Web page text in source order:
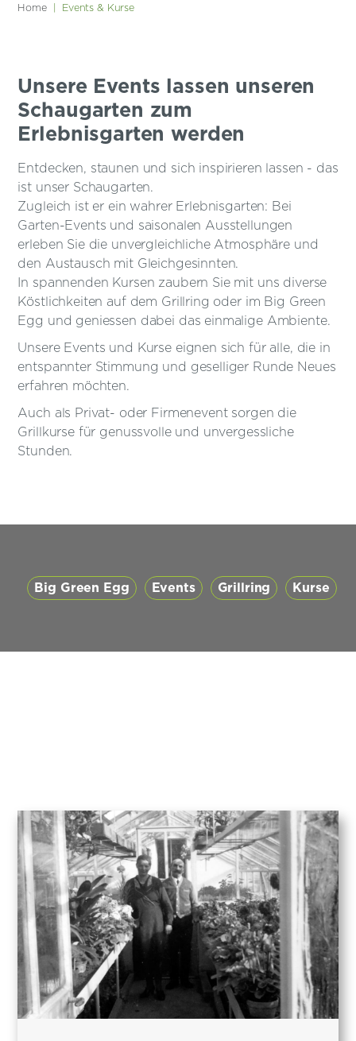
Home| Events & Kurse
Unsere Events lassen unseren
Schaugarten zum
Erlebnisgarten werden
Entdecken, staunen und sich inspirieren lassen - das
ist unser Schaugarten.
Zugleich ist er ein wahrer Erlebnisgarten: Bei
Garten-Events und saisonalen Ausstellungen
erleben Sie die unvergleichliche Atmosphäre und
den Austausch mit Gleichgesinnten.
In spannenden Kursen zaubern Sie mit uns diverse
Köstlichkeiten auf dem Grillring oder im Big Green
Egg und geniessen dabei das einmalige Ambiente.
Unsere Events und Kurse eignen sich für alle, die in
entspannter Stimmung und geselliger Runde Neues
erfahren möchten.
Auch als Privat- oder Firmenevent sorgen die
Grillkurse für genussvolle und unvergessliche
Stunden.
Big Green Egg Events Grillring Kurse